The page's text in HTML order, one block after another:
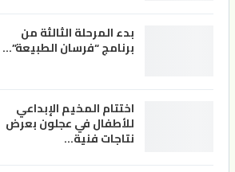
بدء المرحلة الثالثة من
برنامج “فرسان الطبيعة”…
اختتام المخيم الإبداعي
للأطفال في عجلون بعرض
نتاجات فنية…